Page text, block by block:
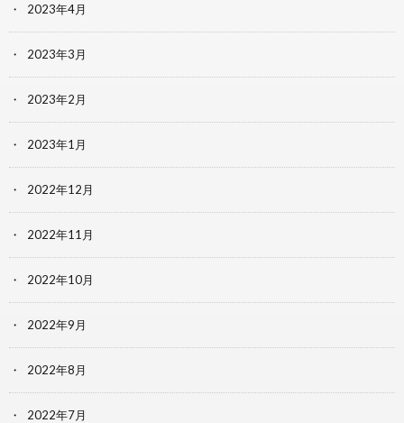
2023年4月
2023年3月
2023年2月
2023年1月
2022年12月
2022年11月
2022年10月
2022年9月
2022年8月
2022年7月